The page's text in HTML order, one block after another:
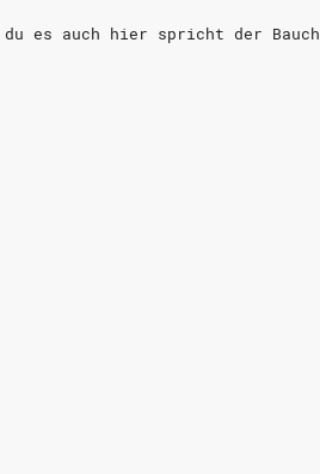
es auch hier spricht der Bauch